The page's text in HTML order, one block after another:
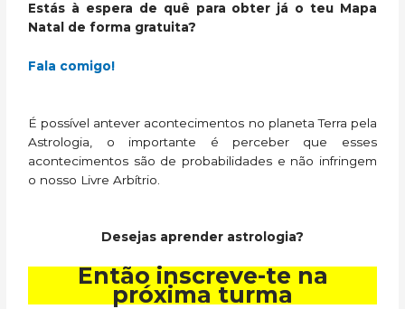
Estás à espera de quê para obter já o teu Mapa
Natal de forma gratuita?
Fala comigo!
É possível antever acontecimentos no planeta Terra pela
Astrologia, o importante é perceber que esses
acontecimentos são de probabilidades e não infringem
o nosso Livre Arbítrio.
Desejas aprender astrologia?
Então inscreve-te na
próxima turma